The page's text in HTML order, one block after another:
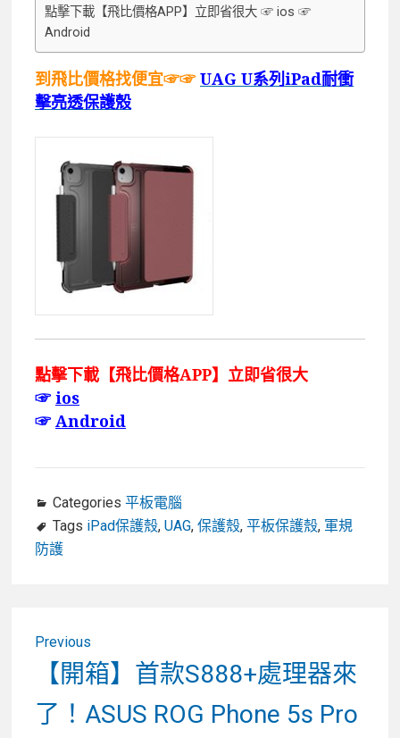
點擊下載【飛比價格APP】立即省很大 ☞ ios ☞
Android
到飛比價格找便宜☞☞ UAG U系列iPad耐衝
擊亮透保護殼
點擊下載【飛比價格APP】立即省很大
☞ios
☞Android
Categories 平板電腦
Tags iPad保護殼, UAG, 保護殼, 平板保護殼, 軍規
防護
Previous
Previous
post:
【開箱】首款S888+處理器來
了！ASUS ROG Phone 5s Pro